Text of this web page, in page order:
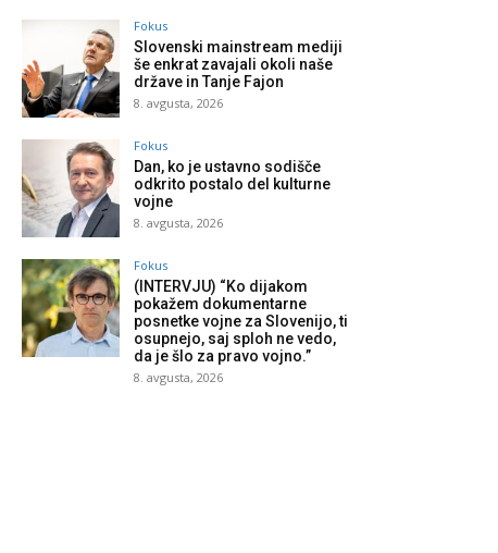
Fokus
Slovenski mainstream mediji
še enkrat zavajali okoli naše
države in Tanje Fajon
8. avgusta, 2026
Fokus
Dan, ko je ustavno sodišče
odkrito postalo del kulturne
vojne
8. avgusta, 2026
Fokus
(INTERVJU) “Ko dijakom
pokažem dokumentarne
posnetke vojne za Slovenijo, ti
osupnejo, saj sploh ne vedo,
da je šlo za pravo vojno.”
8. avgusta, 2026